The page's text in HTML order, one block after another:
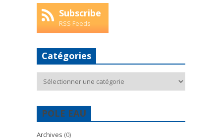
Subscribe
RSS Feeds
Catégories
POLE EAU
Archives (0)